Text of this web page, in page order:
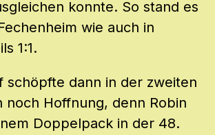
konnte. So stand es
wie auch in
1:1.
schöpfte dann in der zweiten
noch Hoffnung, denn Robin
Doppelpack in der 48.